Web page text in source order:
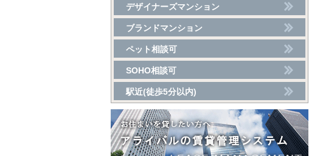
デザイナーズマンション
ブランドマンション
ペット相談可
SOHO相談可
駅近(徒歩5分以内)